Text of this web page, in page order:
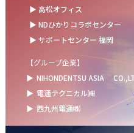
ウォーターサーバー設置完了！
▶ 高松オフィス
▶ NDひかりコラボセンター
▶ サポートセンター 福岡
【グループ企業】
▶ NIHONDENTSU ASIA
▶ 電通テクニカル㈱
▶ 西九州電通㈱